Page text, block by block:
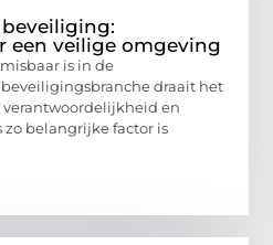
een veilige omgeving
is in de
draait het
en
zo belangrijke factor is